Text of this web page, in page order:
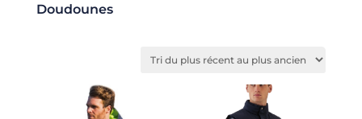
Doudounes